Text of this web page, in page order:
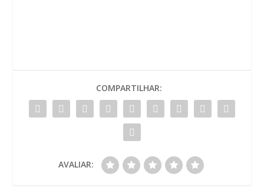
COMPARTILHAR:
AVALIAR: